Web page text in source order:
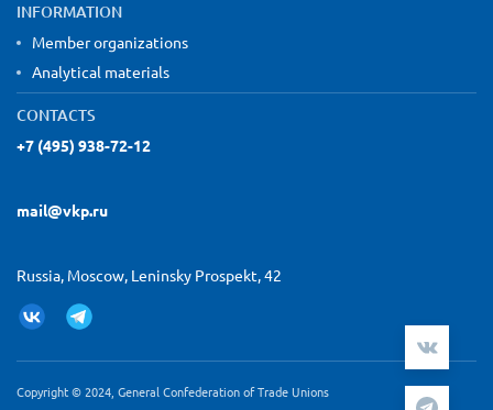
INFORMATION
Member organizations
Analytical materials
CONTACTS
+7 (495) 938-72-12
mail@vkp.ru
Russia, Moscow, Leninsky Prospekt, 42
Copyright © 2024, General Confederation of Trade Unions